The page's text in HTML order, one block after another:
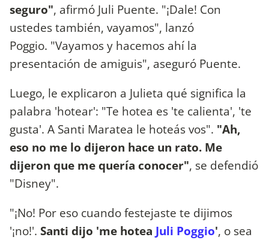
seguro", afirmó Juli Puente. "¡Dale! Con
ustedes también, vayamos", lanzó
Poggio. "Vayamos y hacemos ahí la
presentación de amiguis", aseguró Puente.
Luego, le explicaron a Julieta qué significa la
palabra 'hotear': "Te hotea es 'te calienta', 'te
gusta'. A Santi Maratea le hoteás vos". "Ah,
eso no me lo dijeron hace un rato. Me
dijeron que me quería conocer", se defendió
"Disney".
"¡No! Por eso cuando festejaste te dijimos
'¡no!'. Santi dijo 'me hotea Juli Poggio', o sea